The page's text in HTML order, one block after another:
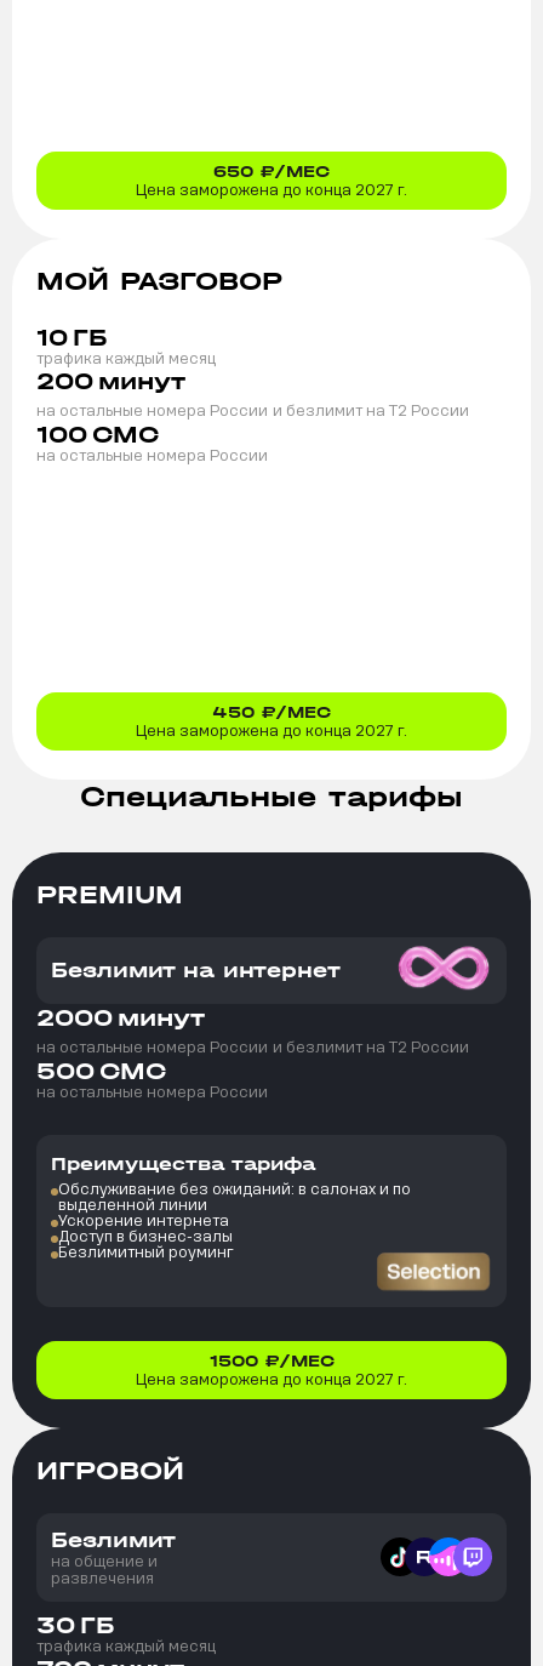
650 ₽/МЕС
Цена заморожена до конца 2027 г.
МОЙ РАЗГОВОР
10 ГБ
трафика каждый месяц
200 минут
на остальные номера России и безлимит на T2 России
100 СМС
на остальные номера России
450 ₽/МЕС
Цена заморожена до конца 2027 г.
Специальные тарифы
PREMIUM
Безлимит на интернет
2000 минут
на остальные номера России и безлимит на T2 России
500 СМС
на остальные номера России
Преимущества тарифа
Обслуживание без ожиданий: в салонах и по
выделенной линии
Ускорение интернета
Доступ в бизнес-залы
Безлимитный роуминг
1500 ₽/МЕС
Цена заморожена до конца 2027 г.
ИГРОВОЙ
Безлимит
на общение и
развлечения
30 ГБ
трафика каждый месяц